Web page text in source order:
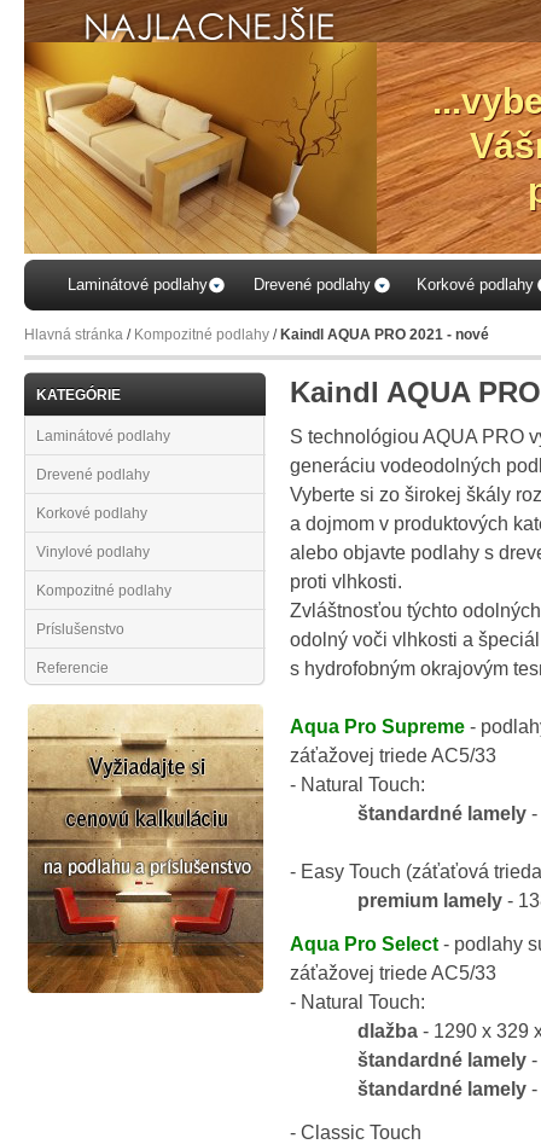
Laminátové podlahy Drevené podlahy Korkové podlahy
Hlavná stránka / Kompozitné podlahy / Kaindl AQUA PRO 2021 - nové
KATEGÓRIE
Laminátové podlahy
Drevené podlahy
Korkové podlahy
Vinylové podlahy
Kompozitné podlahy
Príslušenstvo
Referencie
Kaindl AQUA
S technológiou AQUA PRO
generáciu vodeodolných
Vyberte si zo širokej škály
a dojmom v produktových
alebo objavte podlahy s
proti vlhkosti.
Zvláštnosťou týchto
odolný voči vlhkosti a
s hydrofobným okrajovým
Aqua Pro Supreme -
záťažovej triede AC5/33
- Natural Touch:
štandardné lamely -
- Easy Touch (záťaťová
premium lamely -
Aqua Pro Select - podlahy
záťažovej triede AC5/33
- Natural Touch:
dlažba - 1290 x 329
štandardné lamely -
štandardné lamely -
- Classic Touch